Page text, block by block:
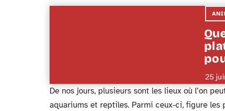
25
De nos jours, plusieurs sont les lieux où l’on
aquariums et reptiles. Parmi ceux-ci, figure